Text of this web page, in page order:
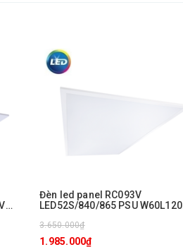
Đèn led panel RC093V
LED52S/840/865 PSU W60L120
3.650.000₫
1.985.000₫